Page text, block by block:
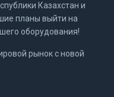
Казахстан и
планы выйти на
оборудования!
рынок с новой